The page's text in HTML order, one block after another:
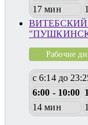
17 мин
ВИТЕБСКИЙ
Рабочие
с 6:14 до
6:00 - 10:00
14 мин